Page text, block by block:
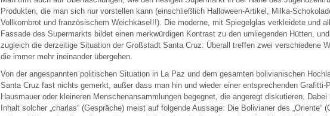
Produkten, die man sich nur vorstellen kann (einschließlich Halloween-Artikel, Milka-
Vollkornbrot und französischem Weichkäse!!!). Die moderne, mit Spiegelglas verkleidete und
Fassade des Supermarkts bildet einen merkwürdigen Kontrast zu den umliegenden Hütten,
zugleich die derzeitige Situation der Großstadt Santa Cruz: Überall treffen zwei verschiedene
die immer mehr ineinander übergehen.
Von der angespannten politischen Situation in La Paz und dem gesamten bolivianischen
Santa Cruz fast nichts gemerkt, außer dass man hin und wieder einer entsprechenden Grafitti-
Hausmauer oder kleineren Menschenansammlungen begegnet, die angeregt diskutieren.
Inhalt solcher „charlas“ (Gespräche) meist auf folgende Aussage: Die Bolivianer des „Oriente“